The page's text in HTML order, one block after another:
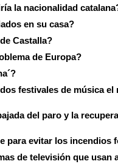
la nacionalidad
en su casa?
Castalla?
de Europa?
festivales de música el
del paro y la
para evitar los incendios
de televisión que usan